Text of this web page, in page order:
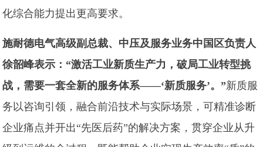
化综合能力提出更高要求。
施耐德电气高级副总裁、中压及服务业务中国区负责人
徐韶峰表示：“激活工业新质生产力，破局工业转型挑
战，需要一套全新的服务体系——‘新质服务’。”新质服
务以咨询引领，融合前沿技术与实际场景，可精准诊断
企业痛点并开出“先医后药”的解决方案，贯穿企业从升